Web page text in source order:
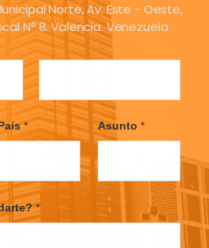
Norte, Av. Este - Oeste,
Nº 8. Valencia. Venezuela
L
a
s
t
* Asunto *
*